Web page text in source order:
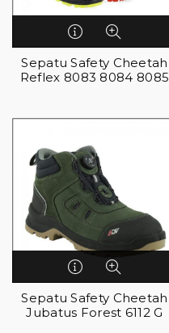
Sepatu Safety Cheetah
Reflex 8083 8084 8085
Sepatu Safety Cheetah
Jubatus Forest 6112 G